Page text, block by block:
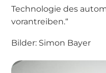
Technologie des
vorantreiben.“
Bilder: Simon Bayer